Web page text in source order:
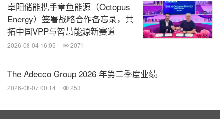
卓阳储能携手章鱼能源（Octopus
Energy）签署战略合作备忘录，共
拓中国VPP与智慧能源新赛道
2026-08-04 16:05 2071
The Adecco Group 2026 年第二季度业绩
2026-08-07 00:14 253